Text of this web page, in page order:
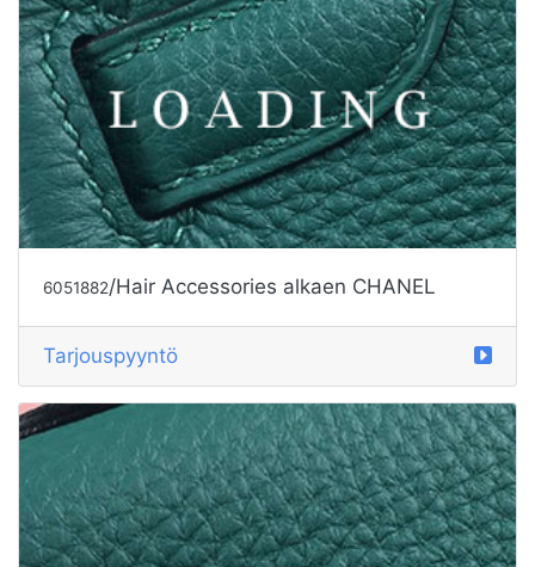
6051882/Hair Accessories alkaen CHANEL
Tarjouspyyntö